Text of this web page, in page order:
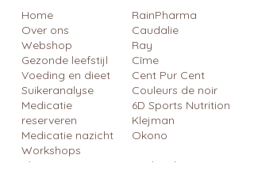
Home
Over ons
Webshop
Gezonde leefstijl
Voeding en dieet
Suikeranalyse
Medicatie
reserveren
Medicatie nazicht
Workshops
Blog
RainPharma
Caudalie
Ray
Cîme
Cent Pur Cent
Couleurs de noir
6D Sports Nutrition
Klejman
Okono
Cadeaubon